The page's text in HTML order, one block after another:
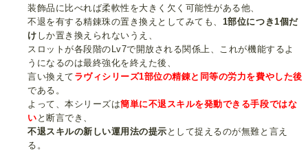
装飾品に比べれば柔軟性を大きく欠く可能性がある他、
不退を有する精錬珠の置き換えとしてみても、 1部位につき1個だ
け しか置き換えられないうえ、
スロットが各段階のLv7で開放される関係上、これが機能するよ
うになるのは最終強化を終えた後、
言い換えて ラヴィシリーズ1部位の精錬と同等の労力を費やした後
である。
よって、本シリーズは簡単に不退スキルを発動できる手段ではな
い と断言でき、
不退スキルの新しい運用法の提示 として捉えるのが無難と言え
る。